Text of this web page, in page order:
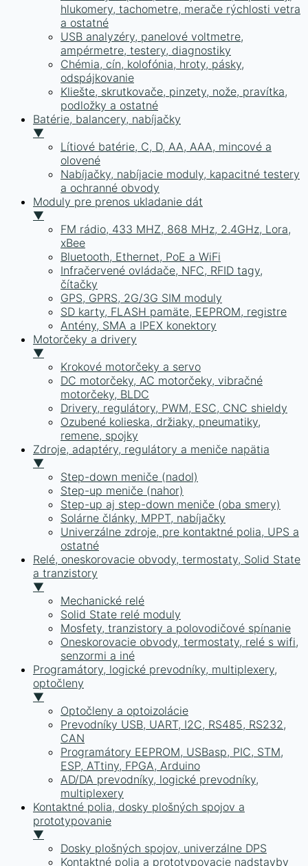
hlukomery, tachometre, merače rýchlosti vetra
a ostatné
USB analyzéry, panelové voltmetre,
ampérmetre, testery, diagnostiky
Chémia, cín, kolofónia, hroty, pásky,
odspájkovanie
Kliešte, skrutkovače, pinzety, nože, pravítka,
podložky a ostatné
Batérie, balancery, nabíjačky
▼
Lítiové batérie, C, D, AA, AAA, mincové a
olovené
Nabíjačky, nabíjacie moduly, kapacitné testery
a ochranné obvody
Moduly pre prenos ukladanie dát
▼
FM rádio, 433 MHZ, 868 MHz, 2.4GHz, Lora,
xBee
Bluetooth, Ethernet, PoE a WiFi
Infračervené ovládače, NFC, RFID tagy,
čítačky
GPS, GPRS, 2G/3G SIM moduly
SD karty, FLASH pamäte, EEPROM, registre
Antény, SMA a IPEX konektory
Motorčeky a drivery
▼
Krokové motorčeky a servo
DC motorčeky, AC motorčeky, vibračné
motorčeky, BLDC
Drivery, regulátory, PWM, ESC, CNC shieldy
Ozubené kolieska, držiaky, pneumatiky,
remene, spojky
Zdroje, adaptéry, regulátory a meniče napätia
▼
Step-down meniče (nadol)
Step-up meniče (nahor)
Step-up aj step-down meniče (oba smery)
Solárne články, MPPT, nabíjačky
Univerzálne zdroje, pre kontaktné polia, UPS a
ostatné
Relé, oneskorovacie obvody, termostaty, Solid State
a tranzistory
▼
Mechanické relé
Solid State relé moduly
Mosfety, tranzistory a polovodičové spínanie
Oneskorovacie obvody, termostaty, relé s wifi,
senzormi a iné
Programátory, logické prevodníky, multiplexery,
optočleny
▼
Optočleny a optoizolácie
Prevodníky USB, UART, I2C, RS485, RS232,
CAN
Programátory EEPROM, USBasp, PIC, STM,
ESP, ATtiny, FPGA, Arduino
AD/DA prevodníky, logické prevodníky,
multiplexery
Kontaktné polia, dosky plošných spojov a
prototypovanie
▼
Dosky plošných spojov, univerzálne DPS
Kontaktné polia a prototypovacie nadstavby